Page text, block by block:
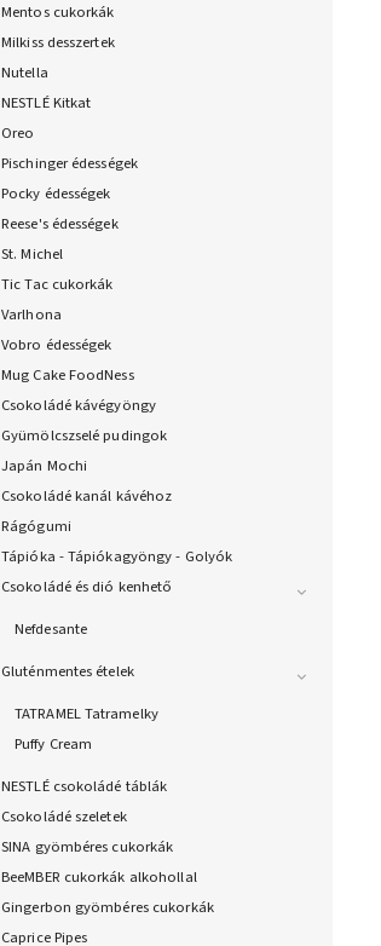
Mentos cukorkák
Milkiss desszertek
Nutella
NESTLÉ Kitkat
Oreo
Pischinger édességek
Pocky édességek
Reese's édességek
St. Michel
Tic Tac cukorkák
Varlhona
Vobro édességek
Mug Cake FoodNess
Csokoládé kávégyöngy
Gyümölcszselé pudingok
Japán Mochi
Csokoládé kanál kávéhoz
Rágógumi
Tápióka - Tápiókagyöngy - Golyók
Csokoládé és dió kenhető
Nefdesante
Gluténmentes ételek
TATRAMEL Tatramelky
Puffy Cream
NESTLÉ csokoládé táblák
Csokoládé szeletek
SINA gyömbéres cukorkák
BeeMBER cukorkák alkohollal
Gingerbon gyömbéres cukorkák
Caprice Pipes